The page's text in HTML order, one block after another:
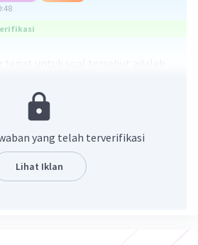
(0) Balas
yang telah terverifikasi
Lihat Iklan